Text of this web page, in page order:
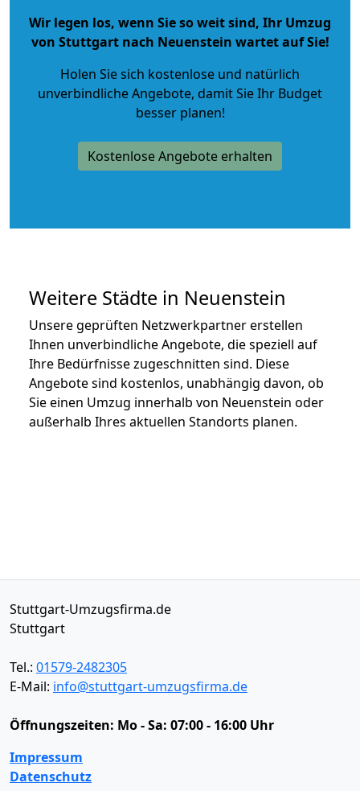
Wir legen los, wenn Sie so weit sind, Ihr Umzug
von Stuttgart nach Neuenstein wartet auf Sie!
Holen Sie sich kostenlose und natürlich
unverbindliche Angebote, damit Sie Ihr Budget
besser planen!
Kostenlose Angebote erhalten
Weitere Städte in Neuenstein
Unsere geprüften Netzwerkpartner erstellen
Ihnen unverbindliche Angebote, die speziell auf
Ihre Bedürfnisse zugeschnitten sind. Diese
Angebote sind kostenlos, unabhängig davon, ob
Sie einen Umzug innerhalb von Neuenstein oder
außerhalb Ihres aktuellen Standorts planen.
Stuttgart-Umzugsfirma.de
Stuttgart
Tel.: 01579-2482305
E-Mail: info@stuttgart-umzugsfirma.de
Öffnungszeiten: Mo - Sa: 07:00 - 16:00 Uhr
Impressum
Datenschutz